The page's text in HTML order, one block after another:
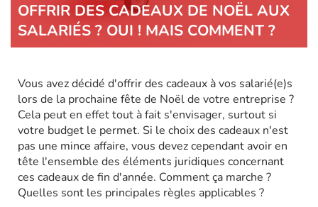
OFFRIR DES CADEAUX DE NOËL AUX
SALARIÉS ? OUI ! MAIS COMMENT ?
Vous avez décidé d'offrir des cadeaux à vos salarié(e)s
lors de la prochaine fête de Noël de votre entreprise ?
Cela peut en effet tout à fait s'envisager, surtout si
votre budget le permet. Si le choix des cadeaux n'est
pas une mince affaire, vous devez cependant avoir en
tête l'ensemble des éléments juridiques concernant
ces cadeaux de fin d'année. Comment ça marche ?
Quelles sont les principales règles applicables ?